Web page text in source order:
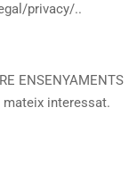
privacy/..
ENSENYAMENTS
mateix interessat.